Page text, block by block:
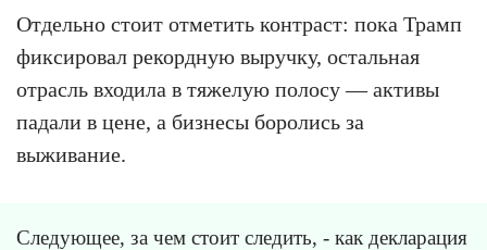
Отдельно стоит отметить контраст: пока Трамп
фиксировал рекордную выручку, остальная
отрасль входила в тяжелую полосу — активы
падали в цене, а бизнесы боролись за
выживание.
Следующее, за чем стоит следить, - как декларация